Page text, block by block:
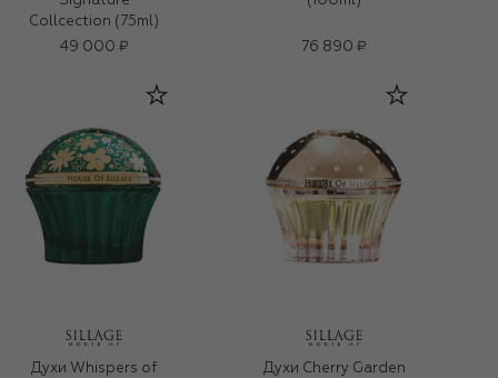
Collcection (75ml)
49 000 ₽
76 890 ₽
Духи Whispers of
Духи Cherry Garden